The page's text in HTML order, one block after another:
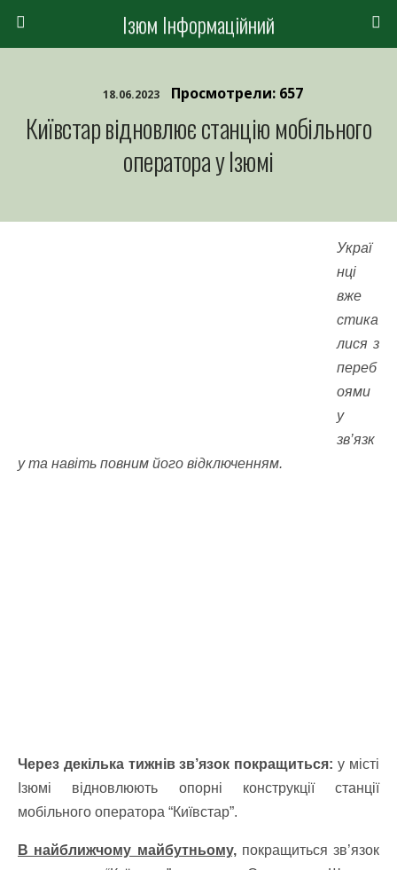
Ізюм Інформаційний
18.06.2023 Просмотрели: 657
Київстар відновлює станцію мобільного
оператора у Ізюмі
Украї
нці
вже
стика
лися з
переб
оями
у
зв’язк
у та навіть повним його відключенням.
Через декілька тижнів зв’язок покращиться: у місті
Ізюмі відновлюють опорні конструкції станції
мобільного оператора “Київстар”.
В найближчому майбутньому,покращиться зв’язок